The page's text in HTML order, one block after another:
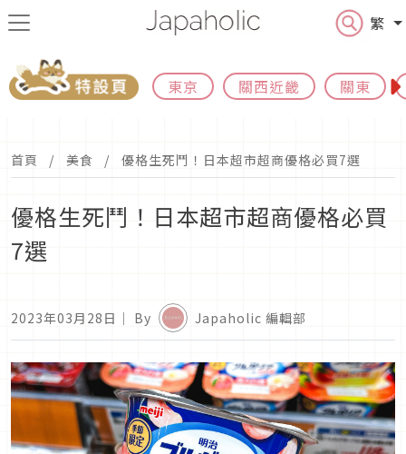
繁
東京 關西近畿 關東
首頁 美食 優格生死鬥！日本超市超商優格必買7選
優格生死鬥！日本超市超商優格必買
7選
2023年03月28日 ｜ By Japaholic 編輯部